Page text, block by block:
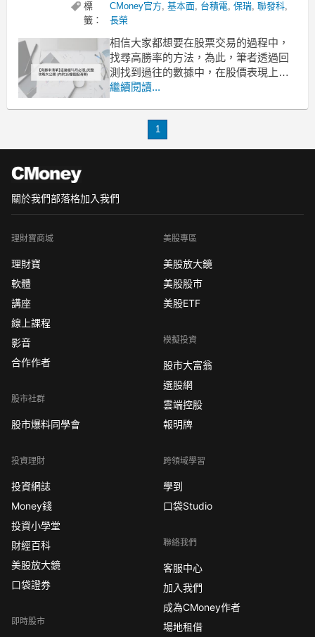
標
籤：
CMoney官方, 基本面, 台積電, 保瑞, 聯發科,
長榮
相信大家都想要在股票交易的過程中，
找尋高勝率的方法，為此，筆者透過回
測找到過往的數據中，在股價表現上亮
眼的標的，再從其中找尋幾個在運營層
掉，都會是賺的 !! 過去5年平均有
繼續閱讀...
1
關於我們部落格加入我們
理財寶商城
理財寶
軟體
講座
線上課程
影音
合作作者
股市社群
股市爆料同學會
投資理財
投資網誌
Money錢
投資小學堂
財經百科
美股放大鏡
口袋證券
即時股市
美股專區
美股放大鏡
美股股市
美股ETF
模擬投資
股市大富翁
選股網
雲端控股
報明牌
跨領域學習
學到
口袋Studio
聯絡我們
客服中心
加入我們
成為CMoney作者
場地租借